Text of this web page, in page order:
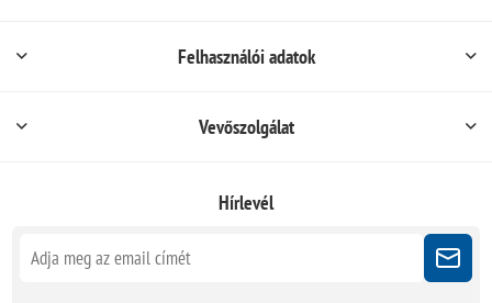
Felhasználói adatok
Vevőszolgálat
Hírlevél